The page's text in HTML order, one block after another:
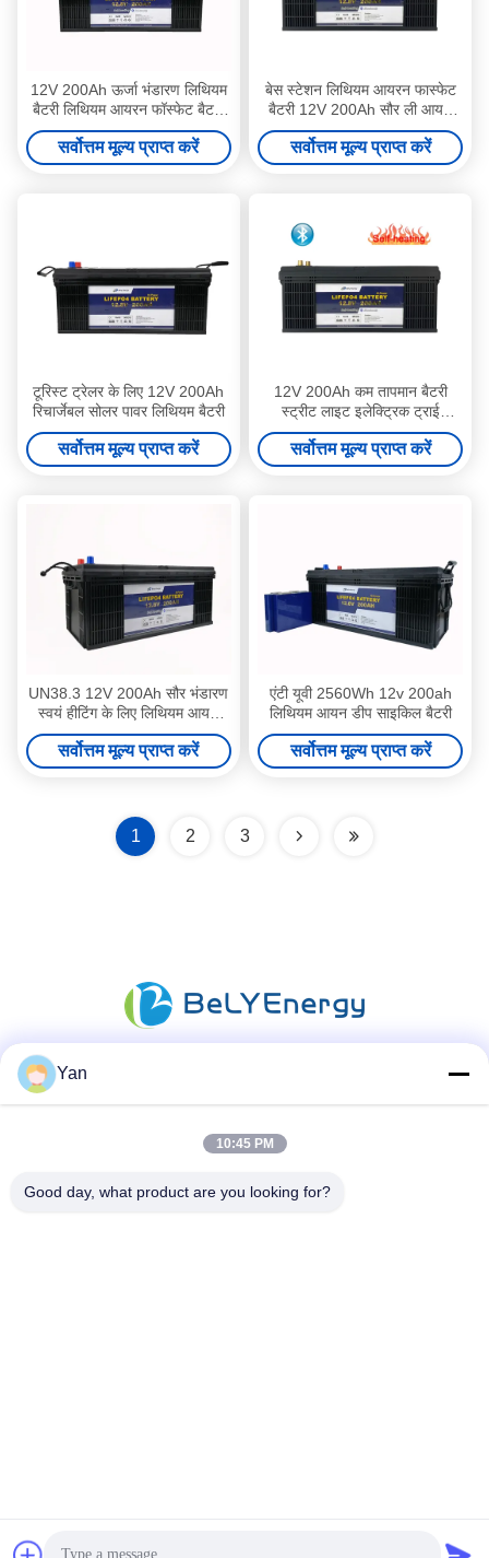
12V 200Ah ऊर्जा भंडारण लिथियम
बैटरी लिथियम आयरन फॉस्फेट बैटरी
जीवन चक्र
सर्वोत्तम मूल्य प्राप्त करें
बेस स्टेशन लिथियम आयरन फास्फेट
बैटरी 12V 200Ah सौर ली आयन
बैटरी
सर्वोत्तम मूल्य प्राप्त करें
टूरिस्ट ट्रेलर के लिए 12V 200Ah
रिचार्जेबल सोलर पावर लिथियम बैटरी
सर्वोत्तम मूल्य प्राप्त करें
12V 200Ah कम तापमान बैटरी
स्ट्रीट लाइट इलेक्ट्रिक ट्राई
साइकिल लिथियम बैटरी
सर्वोत्तम मूल्य प्राप्त करें
UN38.3 12V 200Ah सौर भंडारण
स्वयं हीटिंग के लिए लिथियम आयन
बैटरी
सर्वोत्तम मूल्य प्राप्त करें
एंटी यूवी 2560Wh 12v 200ah
लिथियम आयन डीप साइकिल बैटरी
सर्वोत्तम मूल्य प्राप्त करें
1 2 3
त्वरित संपर्क
चीन अच्छी गुणवत्ता 12V LiFePO4 बैटरी देने वाला। कॉपीराइट © 2021-2026
Yan
10:45 PM
Good day, what product are you looking for?